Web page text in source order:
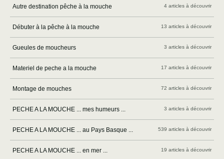
Autre destination pêche à la mouche 4 articles à découvrir
Débuter à la pêche à la mouche 13 articles à découvrir
Gueules de moucheurs 3 articles à découvrir
Materiel de peche a la mouche 17 articles à découvrir
Montage de mouches 72 articles à découvrir
PECHE A LA MOUCHE ... mes humeurs ... 3 articles à découvrir
PECHE A LA MOUCHE ... au Pays Basque ... 539 articles à découvrir
PECHE A LA MOUCHE ... en mer ... 19 articles à découvrir